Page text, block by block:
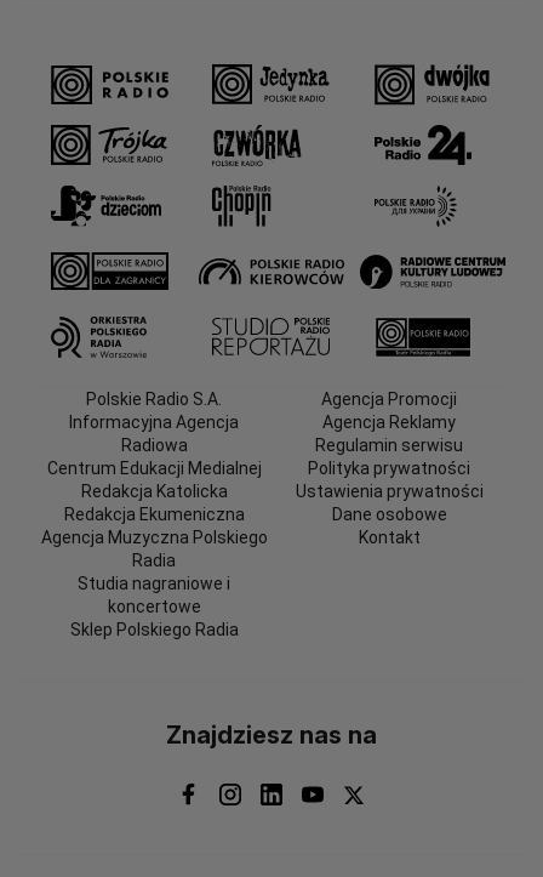
Polskie Radio S.A.
Informacyjna Agencja
Radiowa
Centrum Edukacji Medialnej
Redakcja Katolicka
Redakcja Ekumeniczna
Agencja Muzyczna Polskiego
Radia
Studia nagraniowe i
koncertowe
Sklep Polskiego Radia
Agencja Promocji
Agencja Reklamy
Regulamin serwisu
Polityka prywatności
Ustawienia prywatności
Dane osobowe
Kontakt
Znajdziesz nas na